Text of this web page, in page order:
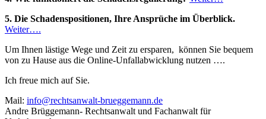
5. Die Schadenspositionen, Ihre Ansprüche im Überblick.
Weiter….
Um Ihnen lästige Wege und Zeit zu ersparen, können Sie bequem
von zu Hause aus die Online-Unfallabwicklung nutzen ….
Ich freue mich auf Sie.
Mail: info@rechtsanwalt-brueggemann.de
Andre Brüggemann- Rechtsanwalt und Fachanwalt für